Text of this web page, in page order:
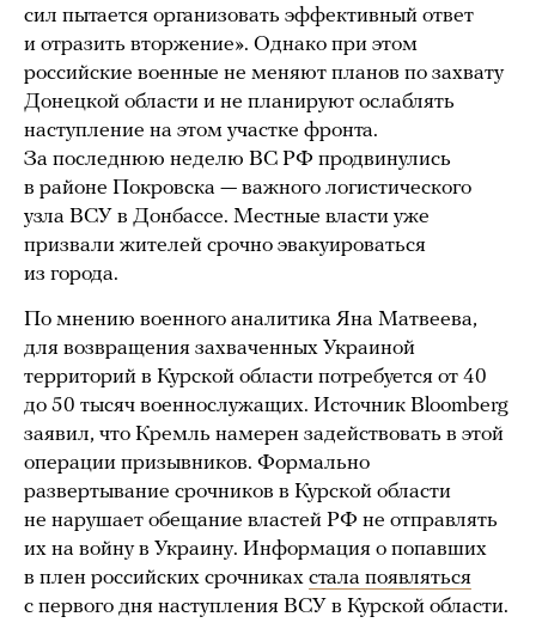
сил пытается организовать эффективный ответ
и отразить вторжение». Однако при этом
российские военные не меняют планов по захвату
Донецкой области и не планируют ослаблять
наступление на этом участке фронта.
За последнюю неделю ВС РФ продвинулись
в районе Покровска — важного логистического
узла ВСУ в Донбассе. Местные власти уже
призвали жителей срочно эвакуироваться
из города.
По мнению военного аналитика Яна Матвеева,
для возвращения захваченных Украиной
территорий в Курской области потребуется от 40
до 50 тысяч военнослужащих. Источник Bloomberg
заявил, что Кремль намерен задействовать в этой
операции призывников. Формально
развертывание срочников в Курской области
не нарушает обещание властей РФ не отправлять
их на войну в Украину. Информация о попавших
в плен российских срочниках стала появляться
с первого дня наступления ВСУ в Курской области.